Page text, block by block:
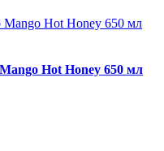
Hot Honey 650 мл